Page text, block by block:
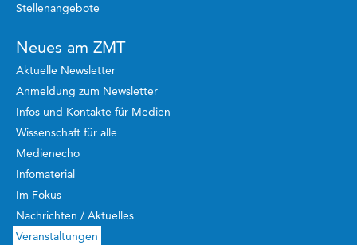
Stellenangebote
Neues am ZMT
Aktuelle Newsletter
Anmeldung zum Newsletter
Infos und Kontakte für Medien
Wissenschaft für alle
Medienecho
Infomaterial
Im Fokus
Nachrichten / Aktuelles
Veranstaltungen